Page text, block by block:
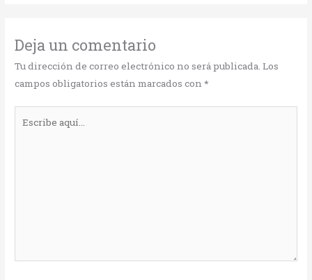
Deja un comentario
Tu dirección de correo electrónico no será publicada. Los
campos obligatorios están marcados con*